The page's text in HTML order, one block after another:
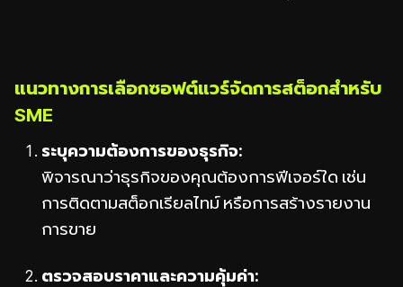
แนวทางการเลือกซอฟต์แวร์จัดการสต็อกสำหรับ
SME
ระบุความต้องการของธุรกิจ:
พิจารณาว่าธุรกิจของคุณต้องการฟีเจอร์ใด เช่น
การติดตามสต็อกเรียลไทม์ หรือการสร้างรายงาน
การขาย
ตรวจสอบราคาและความคุ้มค่า: